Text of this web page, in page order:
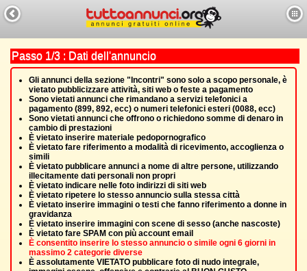
Passo 1/3 : Dati dell'annuncio
Gli annunci della sezione "Incontri" sono solo a scopo personale, è
vietato pubblicizzare attività, siti web o feste a pagamento
Sono vietati annunci che rimandano a servizi telefonici a
pagamento (899, 892, ecc) o numeri telefonici esteri (0088, ecc)
Sono vietati annunci che offrono o richiedono somme di denaro in
cambio di prestazioni
È vietato inserire materiale pedopornografico
È vietato fare riferimento a modalità di ricevimento, accoglienza o
simili
È vietato pubblicare annunci a nome di altre persone, utilizzando
illecitamente dati personali non propri
È vietato indicare nelle foto indirizzi di siti web
È vietato ripetere lo stesso annuncio sulla stessa città
È vietato inserire immagini o testi che fanno riferimento a donne in
gravidanza
È vietato inserire immagini con scene di sesso (anche nascoste)
È vietato fare SPAM con più account email
È consentito inserire lo stesso annuncio o simile ogni 6 giorni in
massimo 2 categorie diverse
È assolutamente VIETATO pubblicare foto di nudo integrale,